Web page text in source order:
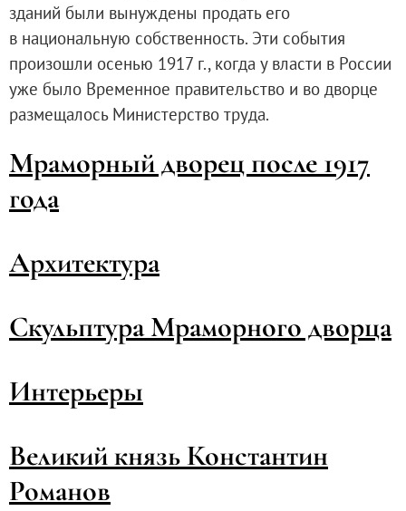
зданий были вынуждены продать его
в национальную собственность. Эти события
произошли осенью 1917 г., когда у власти в России
уже было Временное правительство и во дворце
размещалось Министерство труда.
Мраморный дворец после 1917
года
Архитектура
Скульптура Мраморного дворца
Интерьеры
Великий князь Константин
Романов